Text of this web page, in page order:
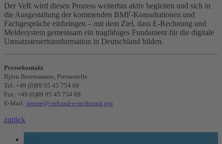
Der VeR wird diesen Prozess weiterhin aktiv begleiten und sich in
die Ausgestaltung der kommenden BMF-Konsultationen und
Fachgespräche einbringen – mit dem Ziel, dass E-Rechnung und
Meldesystem gemeinsam ein tragfähiges Fundament für die digitale
Umsatzsteuertransformation in Deutschland bilden.
Pressekontakt
Björn Berensmann, Pressestelle
Tel: +49 (0)89 95 45 754 68
Fax: +49 (0)89 95 45 754 69
E-Mail: presse@verband-e-rechnung.org
zurück